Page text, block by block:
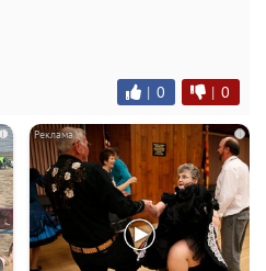
| 0 | 0
i i